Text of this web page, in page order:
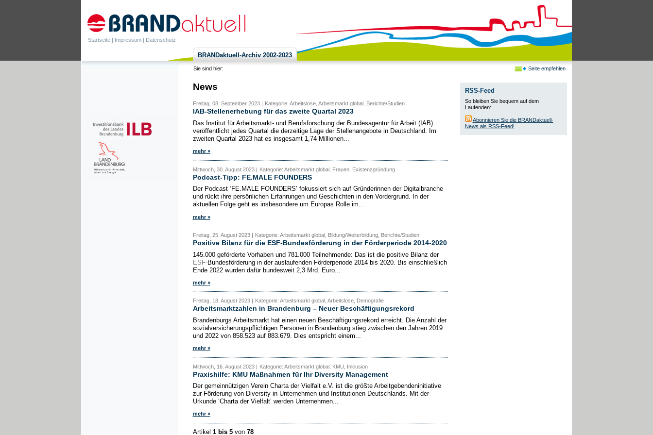
Startseite | Impressum | Datenschutz
Seite empfehlen
BRANDaktuell-Archiv 2002-2023
Sie sind hier:
News
Freitag, 08. September 2023 | Kategorie: Arbeitslose, Arbeitsmarkt global, Berichte/Studien
IAB-Stellenerhebung für das zweite Quartal 2023
Das Institut für Arbeitsmarkt- und Berufsforschung der Bundesagentur für Arbeit (IAB)
veröffentlicht jedes Quartal die derzeitige Lage der Stellenangebote in Deutschland. Im
zweiten Quartal 2023 hat es insgesamt 1,74 Millionen...
mehr »
Mittwoch, 30. August 2023 | Kategorie: Arbeitsmarkt global, Frauen, Existenzgründung
Podcast-Tipp: FE.MALE FOUNDERS
Der Podcast ‘FE.MALE FOUNDERS’ fokussiert sich auf Gründerinnen der Digitalbranche
und rückt ihre persönlichen Erfahrungen und Geschichten in den Vordergrund. In der
aktuellen Folge geht es insbesondere um Europas Rolle im...
mehr »
Freitag, 25. August 2023 | Kategorie: Arbeitsmarkt global, Bildung/Weiterbildung, Berichte/Studien
Positive Bilanz für die ESF-Bundesförderung in der Förderperiode 2014-2020
145.000 geförderte Vorhaben und 781.000 Teilnehmende: Das ist die positive Bilanz der
ESF-Bundesförderung in der auslaufenden Förderperiode 2014 bis 2020. Bis einschließlich
Ende 2022 wurden dafür bundesweit 2,3 Mrd. Euro...
mehr »
Freitag, 18. August 2023 | Kategorie: Arbeitsmarkt global, Arbeitslose, Demografie
Arbeitsmarktzahlen in Brandenburg – Neuer Beschäftigungsrekord
Brandenburgs Arbeitsmarkt hat einen neuen Beschäftigungsrekord erreicht. Die Anzahl der
sozialversicherungspflichtigen Personen in Brandenburg stieg zwischen den Jahren 2019
und 2022 von 858.523 auf 883.679. Dies entspricht einem...
mehr »
Mittwoch, 16. August 2023 | Kategorie: Arbeitsmarkt global, KMU, Inklusion
Praxishilfe: KMU Maßnahmen für Ihr Diversity Management
Der gemeinnützigen Verein Charta der Vielfalt e.V. ist die größte Arbeitgebendeninitiative
zur Förderung von Diversity in Unternehmen und Institutionen Deutschlands. Mit der
Urkunde ‘Charta der Vielfalt’ werden Unternehmen...
mehr »
Artikel 1 bis 5von 78
RSS-Feed
So bleiben Sie bequem auf dem
Laufenden:
Abonnieren Sie die BRANDaktuell-
News als RSS-Feed!